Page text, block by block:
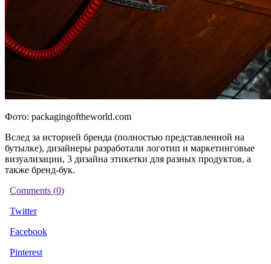
Фото: packagingoftheworld.com
Вслед за историей бренда (полностью представленной на
бутылке), дизайнеры разработали логотип и маркетинговые
визуализации, 3 дизайна этикетки для разных продуктов, а
также бренд-бук.
Comments (0)
Twitter
Facebook
Pinterest